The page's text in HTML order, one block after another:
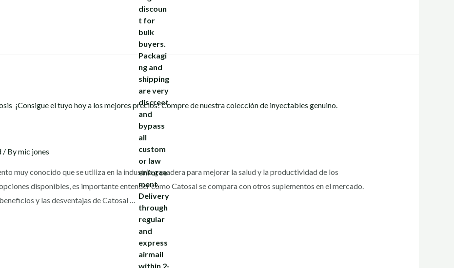
/ Bymic jones
muy conocido que se utiliza en la industria ganadera para mejorar la salud y la productividad de los
disponibles, es importante entender cómo Catosal se compara con otros suplementos en el mercado.
y las desventajas de Catosal …